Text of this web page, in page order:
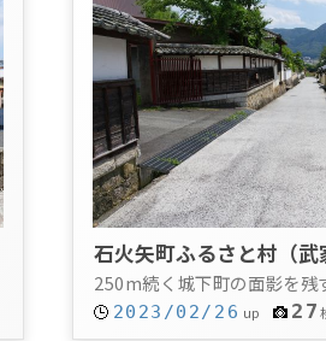
石火矢町ふるさと村（武
250m続く城下町の面影を残
2023/02/26 up 27